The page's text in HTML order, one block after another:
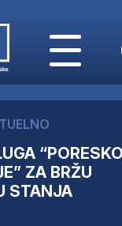
“PORESKO
ZA BRŽU
STANJA